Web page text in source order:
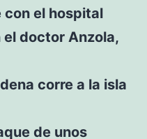
el hospital
doctor Anzola,
corre a la isla
de unos